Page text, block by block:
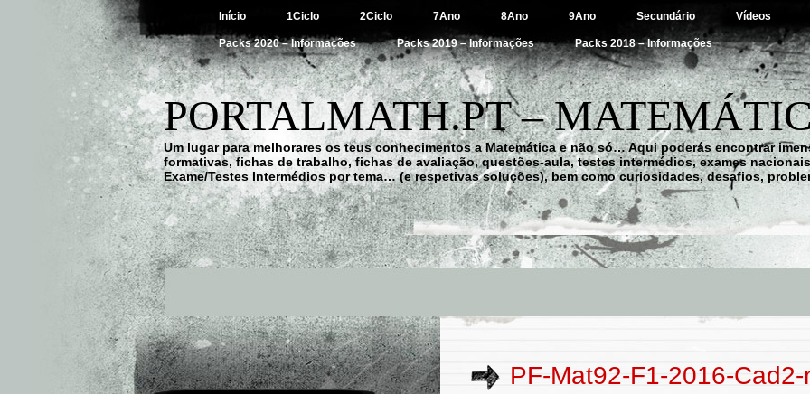
Início 1Ciclo 2Ciclo 7Ano 8Ano 9Ano Secundário Vídeos
Packs 2020 – Informações Packs 2019 – Informações Packs 2018 – Informações
PORTALMATH.PT –
Um lugar para melhorares os teus conhecimentos a Matemática e não só… Aqui poderás encontrar
formativas, fichas de trabalho, fichas de avaliação, questões-aula, testes intermédios, exames
Exame/Testes Intermédios por tema… (e respetivas soluções), bem como curiosidades, desafios,
PF-Mat92-F1-2016-